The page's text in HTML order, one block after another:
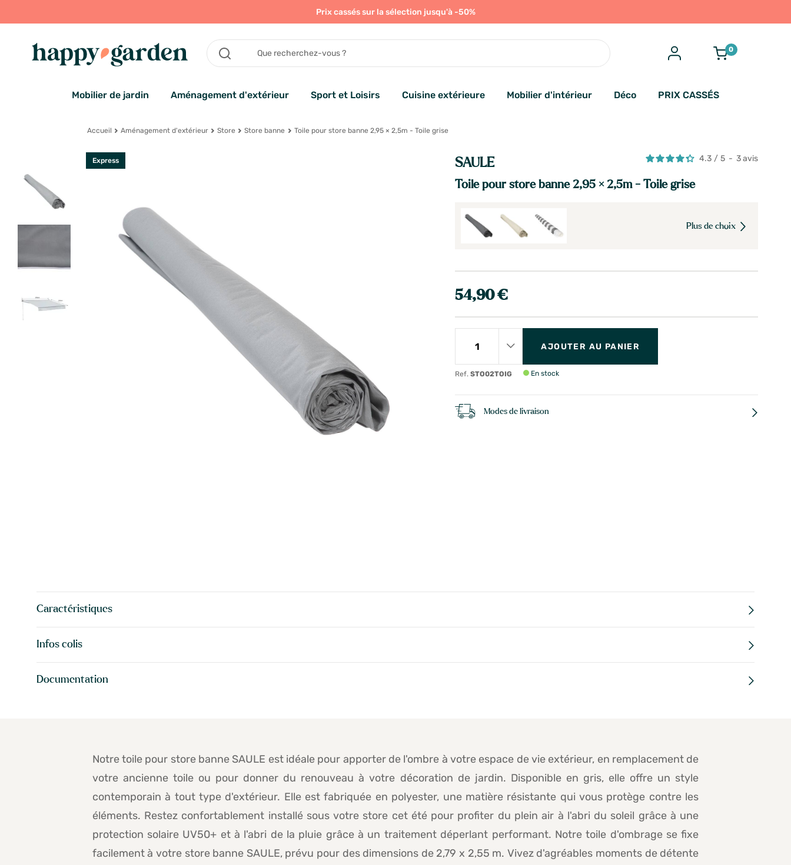
Prix cassés sur la sélection jusqu'à -50%
0
Mobilier de jardin Aménagement d'extérieur Sport et Loisirs Cuisine extérieure Mobilier d'intérieur Déco PRIX CASSÉS
Accueil Aménagement d'extérieur Store Store banne Toile pour store banne 2,95 × 2,5m - Toile grise
Express SAULE
Toile pour store banne 2,95 × 2,5m - Toile grise
4.3 / 5 - 3avis
Plus de choix
54,90 €
Ref.STO02TOIG
AJOUTER AU PANIER
En stock
Modes de livraison
Caractéristiques
Infos colis
Documentation
Notre toile pour store banne SAULE est idéale pour apporter de l'ombre à votre espace de vie extérieur, en remplacement de
votre ancienne toile ou pour donner du renouveau à votre décoration de jardin. Disponible en gris, elle offre un style
contemporain à tout type d'extérieur. Elle est fabriquée en polyester, une matière résistante qui vous protège contre les
éléments. Restez confortablement installé sous votre store cet été pour profiter du plein air à l'abri du soleil grâce à une
protection solaire UV50+ et à l'abri de la pluie grâce à un traitement déperlant performant. Notre toile d'ombrage se fixe
facilement à votre store banne SAULE, prévu pour des dimensions de 2,79 x 2,55 m. Vivez d'agréables moments de détente